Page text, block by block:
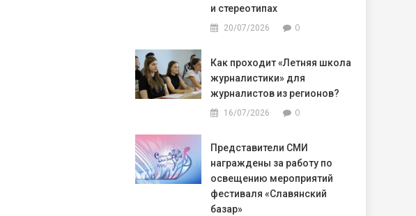
и стереотипах
20/07/2026 0
Как проходит «Летняя школа
журналистики» для
журналистов из регионов?
16/07/2026 0
Представители СМИ
награждены за работу по
освещению мероприятий
фестиваля «Славянский
базар»